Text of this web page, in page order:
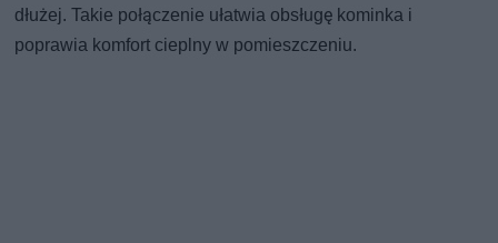
dłużej. Takie połączenie ułatwia obsługę kominka i
poprawia komfort cieplny w pomieszczeniu.